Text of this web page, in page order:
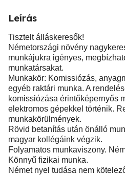
Leírás
Tisztelt álláskeresők!
Németországi növény
munkájukra igényes,
munkatársakat.
Munkakör: Komissiózás,
egyéb raktári munka. A
komissiózása érintőképernyős
elektromos gépekkel történik.
munkakörülmények.
Rövid betanítás után önálló
magyar kollégáink végzik.
Folyamatos munkaviszony.
Könnyű fizikai munka.
Német nyel tudása nem